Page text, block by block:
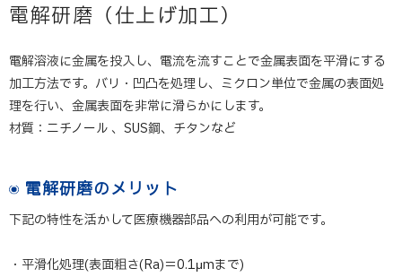
電解研磨（仕上げ加工）
電解溶液に金属を投入し、電流を流すことで金属表面を平滑にする
加工方法です。バリ・凹凸を処理し、ミクロン単位で金属の表面処
理を行い、金属表面を非常に滑らかにします。
材質：ニチノール 、SUS鋼、チタンなど
電解研磨のメリット
下記の特性を活かして医療機器部品への利用が可能です。
・平滑化処理(表面粗さ(Ra)＝0.1μmまで)